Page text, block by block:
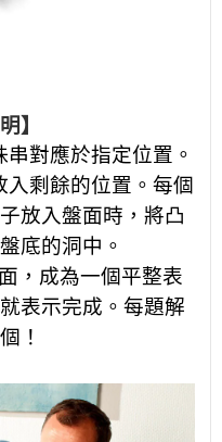
】
對應於指定位置。
剩餘的位置。每個
放入盤面時，將凸
底的洞中。
，成為一個平整表
表示完成。每題解
！